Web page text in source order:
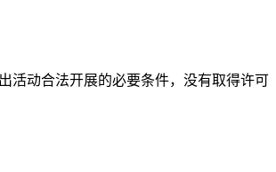
活动合法开展的必要条件，没有取得许可